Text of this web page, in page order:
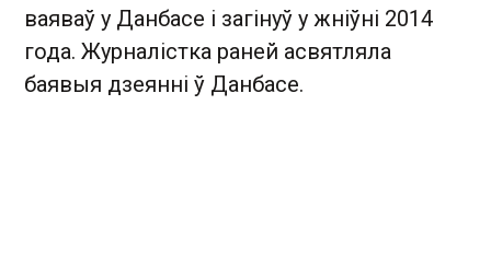
ваяваў у Данбасе і загінуў у жніўні 2014
года. Журналістка раней асвятляла
баявыя дзеянні ў Данбасе.